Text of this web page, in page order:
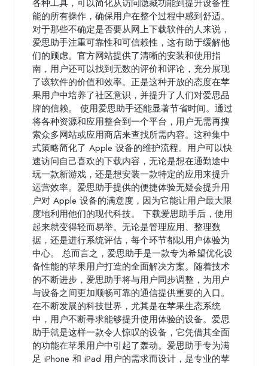
各种工具，可以简化从访问隐藏功能到提升设备性
能的所有操作，确保用户在整个过程中感到舒适。
对于那些不确定是否要从网上下载软件的人来说，
爱思助手注重可靠性和可信赖性，这有助于缓解他
们的顾虑。官方网站提供了清晰的安装和使用指
南，用户还可以找到无数的评价和评论，充分展现
了该软件的价值和效率。正是这种开放的态度在苹
果用户中培养了社区意识，并提升了人们对爱思品
牌的信赖。 使用爱思助手还能显著节省时间。通过
将各种资源和应用整合到一个平台，用户无需再搜
索众多网站或应用商店来查找所需内容。这种集中
式策略简化了 Apple 设备的维护流程。用户可以快
速访问自己喜欢的下载内容，无论是想在通勤途中
玩一款新游戏，还是想安装一款特定的应用来提升
运营效率。爱思助手提供的便捷体验无疑会提升用
户对 Apple 设备的满意度，因为它能让用户最大限
度地利用他们的现代科技。 下载爱思助手后，使用
起来就变得轻而易举。无论是管理应用、整理数
据，还是进行系统评估，每个环节都以用户体验为
中心。 总而言之，爱思助手是一款专为希望优化设
备性能的苹果用户打造的全面解决方案。随着技术
的不断进步，爱思助手将与用户同步调整，为用户
与设备之间更加顺畅可靠的通信提供重要的入口。
在不断发展的科技世界，尤其是在苹果生态系统
中，用户不断寻求能够提升使用体验的设备。爱思
助手就是这样一款令人惊叹的设备，它凭借其全面
的功能在苹果用户中引起了轰动。爱思助手专为满
足 iPhone 和 iPad 用户的需求而设计，是专业的苹